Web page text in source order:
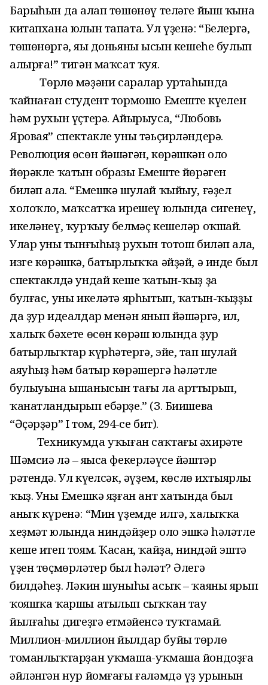
Барыһын да аңлап төшөнөү теләге йыш ҡына
китапхана юлын тапата. Ул үҙенә: “Белергә,
төшөнөргә, яңы доньяның ысын кешеһе булып
алырға!” тигән маҡсат ҡуя.
Төрлө мәҙәни саралар уртаһында
ҡайнаған студент тормошо Емештең күңелен
һәм рухын үҫтерә. Айырыуса, “Любовь
Яровая” спектакле уны тәьҫирләндерә.
Революция өсөн йәшәгән, көрәшкән оло
йөрәкле ҡатын образы Емештең йөрәген
биләп ала. “Емешкә шулай ҡыйыу, ғәҙел
холоҡло, маҡсатҡа ирешеү юлында сигенеү,
икеләнеү, ҡурҡыу белмәҫ кешеләр оҡшай.
Улар уның тынғыһыҙ рухын тотош биләп ала,
изге көрәшкә, батырлыҡҡа әйҙәй, ә инде был
спектаклдә ундай кеше ҡатын-ҡыҙ ҙа
булғас, уны икеләтә ярһытып, ҡатын-ҡыҙҙың
да ҙур идеалдар менән янып йәшәргә, ил,
халыҡ бәхете өсөн көрәш юлында ҙур
батырлыҡтар күрһәтергә, эйе, тап шулай
аяуһыҙ һәм батыр көрәшергә һәләтле
булыуына ышанысын тағы ла арттырып,
ҡанатландырып ебәрҙе.” (З. Биишева
“Әҫәрҙәр” I том, 294-се бит).
Техникумда уҡыған саҡтағы әхирәте
Шәмсиә лә – яңыса фекерләүсе йәштәр
рәтендә. Ул күңелсәк, әүҙем, көслө ихтыярлы
ҡыҙ. Уның Емешкә яҙған ант хатында был
аныҡ күренә: “Мин үҙемде илгә, халыҡҡа
хеҙмәт юлында ниндәйҙер оло эшкә һәләтле
кеше итеп тоям. Ҡасан, ҡайҙа, ниндәй эштә
үҙен төҫмөрләтер был һәләт? Әлегә
билдәһеҙ. Ләкин шуныһы асыҡ – ҡаяны ярып
ҡояшҡа ҡаршы атылып сыҡҡан тау
йылғаһы диңгеҙгә етмәйенсә туҡтамай.
Миллион-миллион йылдар буйы төрлө
томанлыҡтарҙан уҡмаша-уҡмаша йондоҙға
әйләнгән нур йомғағы ғаләмдә үҙ урынын